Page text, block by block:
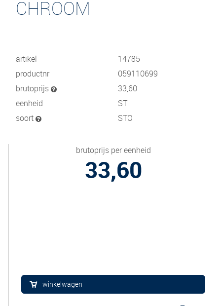
CHROOM
artikel
14785
productnr
059110699
brutoprijs
33,60
eenheid
ST
soort
STO
brutoprijs per eenheid
33,60
winkelwagen